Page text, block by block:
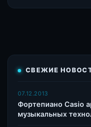
СВЕЖИЕ
07.12.2013
Фортепиано Casio
музыкальных